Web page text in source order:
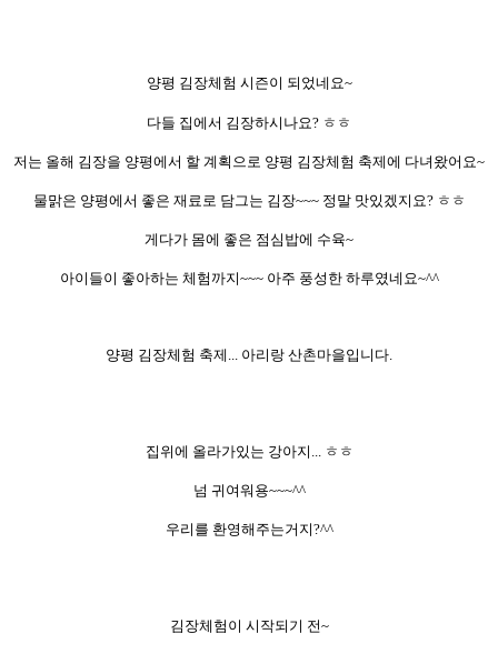
양평 김장체험 시즌이 되었네요~
다들 집에서 김장하시나요? ㅎㅎ
저는 올해 김장을 양평에서 할 계획으로 양평 김장체험 축제에 다녀왔어요~
물맑은 양평에서 좋은 재료로 담그는 김장~~~ 정말 맛있겠지요? ㅎㅎ
게다가 몸에 좋은 점심밥에 수육~
아이들이 좋아하는 체험까지~~~ 아주 풍성한 하루였네요~^^
양평 김장체험 축제... 아리랑 산촌마을입니다.
집위에 올라가있는 강아지... ㅎㅎ
넘 귀여워용~~~^^
우리를 환영해주는거지?^^
김장체험이 시작되기 전~